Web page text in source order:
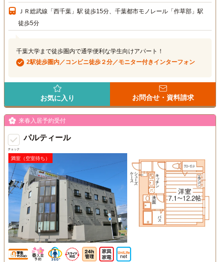
ＪＲ総武線「西千葉」駅 徒歩15分、千葉都市モノレール「作草部」駅
徒歩5分
千葉大学まで徒歩圏内で通学便利な学生向けアパート！
2駅徒歩圏内／コンビニ徒歩２分／モニター付きインターフォン
お気に入り お問合せ・資料請求
チェック
来春入居予約受付
パルティール
満室（空室待ち）